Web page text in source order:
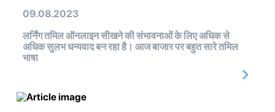
09.08.2023
लर्निंग तमिल ऑनलाइन सीखने की संभावनाओं के लिए अधिक से
अधिक सुलभ धन्यवाद बन रहा है। आज बाजार पर बहुत सारे तमिल
भाषा